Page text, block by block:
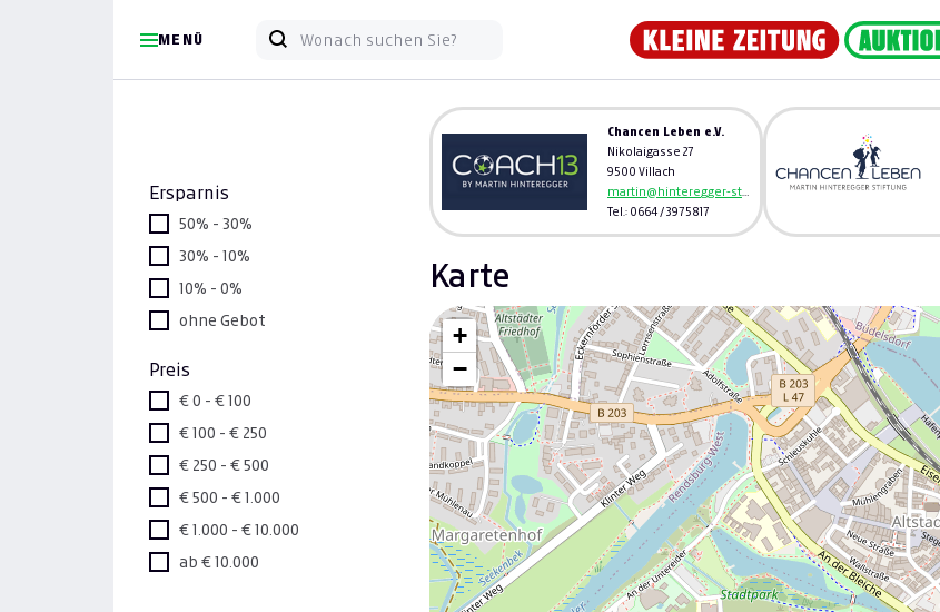
MENÜ
Ersparnis
50% - 30%
30% - 10%
10% - 0%
ohne Gebot
Preis
€ 0 - € 100
€ 100 - € 250
€ 250 - € 500
€ 500 - € 1.000
€ 1.000 - € 10.000
ab € 10.000
Chancen Leben e.V.
Nikolaigasse 27
9500 Villach
Tel.: 0664 / 3975817
Karte
+
−